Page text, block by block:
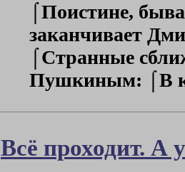
⌠Поистине,
заканчивает
⌠Странные
Пушкиным: ⌠В
Всё проходит. А